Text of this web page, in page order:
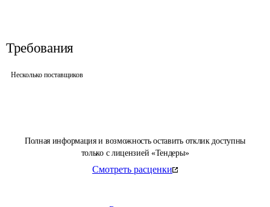
Полная информация и возможность оставить отклик доступны
только с лицензией «Тендеры»
Смотреть расценки
Требования
Несколько поставщиков